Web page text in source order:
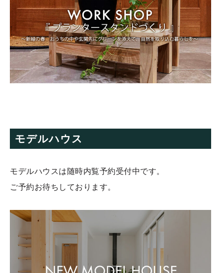
モデルハウス
モデルハウスは随時内覧予約受付中です。
ご予約お待ちしております。